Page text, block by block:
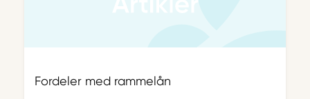
Fordeler med rammelån